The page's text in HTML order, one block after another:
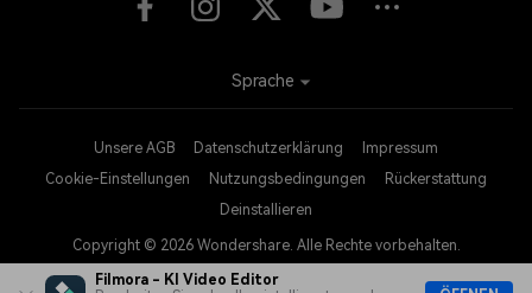
Filmora - KI Video Editor
Unsere AGB Datenschutzerklärung
Impressum
Cookie-Einstellungen
Nutzungsbedingungen
Rückerstattung
Deinstallieren
Copyright © 2026 Wondershare. Alle Rechte vorbehalten.
Sprache